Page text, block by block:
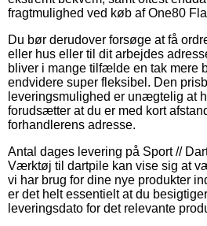
fragtmulighed ved køb af One80
Du bør derudover forsøge at få
eller hus eller til dit arbejdes
bliver i mange tilfælde en tak mere
endvidere super fleksibel. Den
leveringsmulighed er unægtelig at
forudsætter at du er med kort
forhandlerens adresse.
Antal dages levering på Sport //
Værktøj til dartpile kan vise sig at
vi har brug for dine nye produkter
er det helt essentielt at du
leveringsdato for det relevante